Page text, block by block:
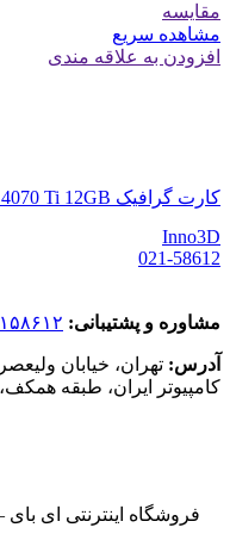
مقایسه
مشاهده سریع
افزودن به علاقه مندی
کارت گرافیک INNO3D RTX 4070 Ti 12GB
Inno3D
021-58612
مشاوره و پشتیبانی:
آدرس: تهران، خیابان
کامپیوتر ایران، طبقه همکف،
فروشگاه اینترنتی ای‌